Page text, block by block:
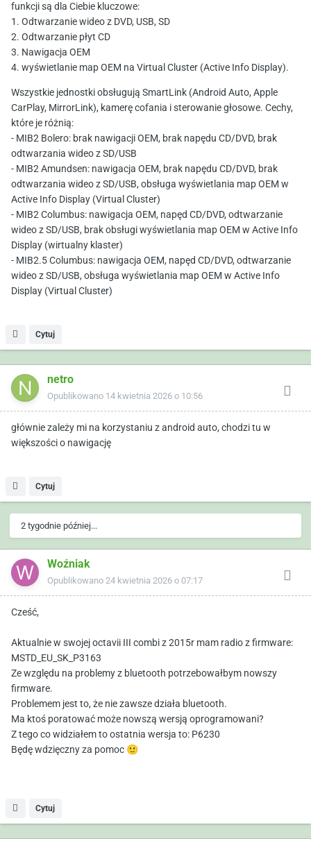
funkcji są dla Ciebie kluczowe:
1. Odtwarzanie wideo z DVD, USB, SD
2. Odtwarzanie płyt CD
3. Nawigacja OEM
4. wyświetlanie map OEM na Virtual Cluster (Active Info Display).
Wszystkie jednostki obsługują SmartLink (Android Auto, Apple
CarPlay, MirrorLink), kamerę cofania i sterowanie głosowe. Cechy,
które je różnią:
- MIB2 Bolero: brak nawigacji OEM, brak napędu CD/DVD, brak
odtwarzania wideo z SD/USB
- MIB2 Amundsen: nawigacja OEM, brak napędu CD/DVD, brak
odtwarzania wideo z SD/USB, obsługa wyświetlania map OEM w
Active Info Display (Virtual Cluster)
- MIB2 Columbus: nawigacja OEM, napęd CD/DVD, odtwarzanie
wideo z SD/USB, brak obsługi wyświetlania map OEM w Active Info
Display (wirtualny klaster)
- MIB2.5 Columbus: nawigacja OEM, napęd CD/DVD, odtwarzanie
wideo z SD/USB, obsługa wyświetlania map OEM w Active Info
Display (Virtual Cluster)
Cytuj
netro
Opublikowano 14 kwietnia 2026 o 10:56
głównie zależy mi na korzystaniu z android auto, chodzi tu w
większości o nawigację
Cytuj
2 tygodnie później...
Woźniak
Opublikowano 24 kwietnia 2026 o 07:17
Cześć,
Aktualnie w swojej octavii III combi z 2015r mam radio z firmware:
MSTD_EU_SK_P3163
Ze względu na problemy z bluetooth potrzebowałbym nowszy
firmware.
Problemem jest to, że nie zawsze działa bluetooth.
Ma ktoś poratować może nowszą wersją oprogramowani?
Z tego co widziałem to ostatnia wersja to: P6230
Będę wdzięczny za pomoc 🙂
Cytuj